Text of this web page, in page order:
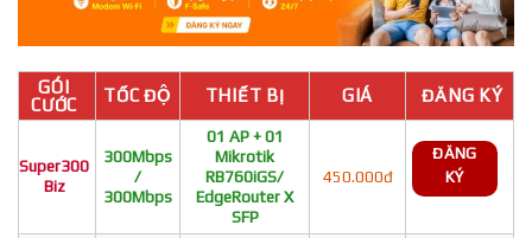
GÓI
CƯỚC
TỐC ĐỘ THIẾT BỊ GIÁ ĐĂNG KÝ
Super300
Biz
300Mbps
/
300Mbps
01 AP + 01
Mikrotik
RB760iGS/
EdgeRouter X
SFP
450.000đ
ĐĂNG
KÝ